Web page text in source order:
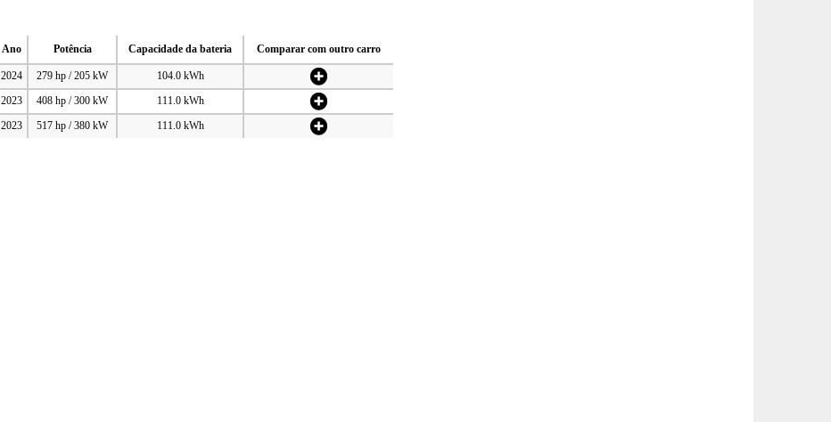
Ano Potência Capacidade da bateria Comparar com outro carro
2024 279 hp / 205 kW 104.0 kWh
2023 408 hp / 300 kW 111.0 kWh
2023 517 hp / 380 kW 111.0 kWh